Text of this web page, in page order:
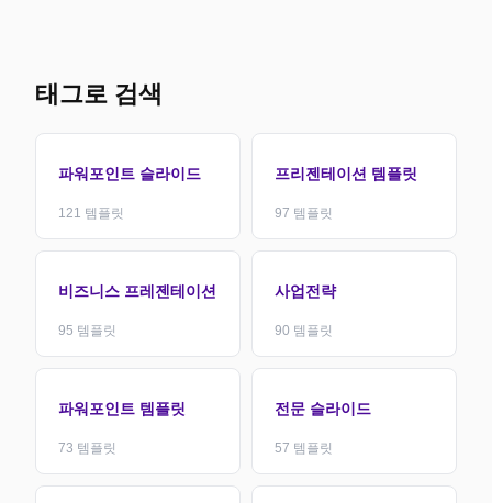
태그로 검색
파워포인트 슬라이드
121 템플릿
프리젠테이션 템플릿
97 템플릿
비즈니스 프레젠테이션
95 템플릿
사업전략
90 템플릿
파워포인트 템플릿
73 템플릿
전문 슬라이드
57 템플릿